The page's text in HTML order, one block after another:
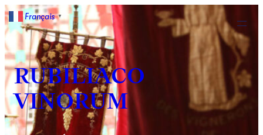
RUBILIACO
VINORUM
Français ▼